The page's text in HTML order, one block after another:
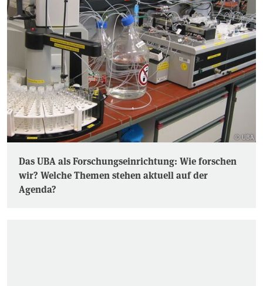
© UBA
Das UBA als Forschungseinrichtung: Wie forschen
wir? Welche Themen stehen aktuell auf der
Agenda?